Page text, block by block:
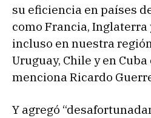
su eficiencia en países
como Francia, Inglaterra
incluso en nuestra
Uruguay, Chile y en
menciona Ricardo
Y agregó